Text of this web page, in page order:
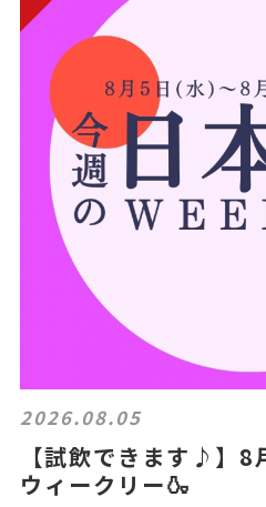
2026.08.05
【試飲できます♪】8
ウィークリー🍶